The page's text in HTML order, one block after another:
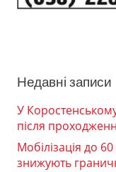
Недавні записи
У
після
Мобілізація до
знижують